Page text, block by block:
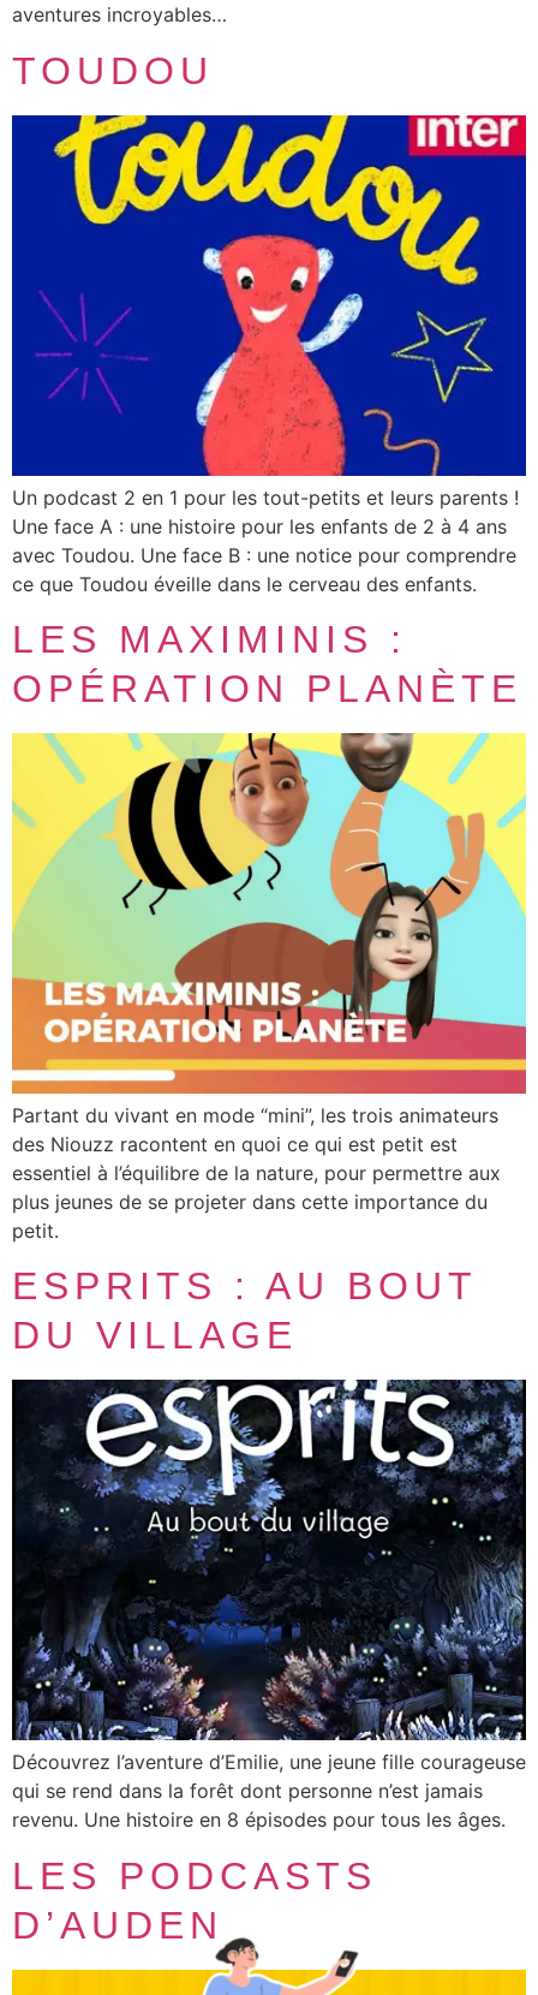
aventures incroyables…
TOUDOU
Un podcast 2 en 1 pour les tout-petits et leurs parents !
Une face A : une histoire pour les enfants de 2 à 4 ans
avec Toudou. Une face B : une notice pour comprendre
ce que Toudou éveille dans le cerveau des enfants.
LES MAXIMINIS :
OPÉRATION PLANÈTE
Partant du vivant en mode “mini”, les trois animateurs
des Niouzz racontent en quoi ce qui est petit est
essentiel à l’équilibre de la nature, pour permettre aux
plus jeunes de se projeter dans cette importance du
petit.
ESPRITS : AU BOUT
DU VILLAGE
Découvrez l’aventure d’Emilie, une jeune fille courageuse
qui se rend dans la forêt dont personne n’est jamais
revenu. Une histoire en 8 épisodes pour tous les âges.
LES PODCASTS
D’AUDEN